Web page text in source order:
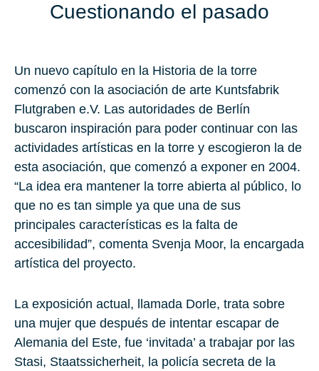
Cuestionando el pasado
Un nuevo capítulo en la Historia de la torre
comenzó con la asociación de arte Kuntsfabrik
Flutgraben e.V. Las autoridades de Berlín
buscaron inspiración para poder continuar con las
actividades artísticas en la torre y escogieron la de
esta asociación, que comenzó a exponer en 2004.
“La idea era mantener la torre abierta al público, lo
que no es tan simple ya que una de sus
principales características es la falta de
accesibilidad”, comenta Svenja Moor, la encargada
artística del proyecto.
La exposición actual, llamada Dorle, trata sobre
una mujer que después de intentar escapar de
Alemania del Este, fue ‘invitada’ a trabajar por las
Stasi, Staatssicherheit, la policía secreta de la